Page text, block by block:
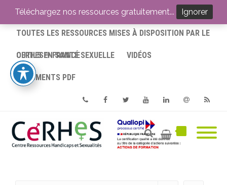
ACCUEIL
TOUTES LES RESSOURCES MISES À DISPOSITION PAR LE
CERHES® FRANCE
OUTILS EN SANTÉ SEXUELLE VIDÉOS
DOCUMENTS PDF
PhoneFacebookTwitterYoutube
Téléchargez nos ressources gratuitement... Ignorer